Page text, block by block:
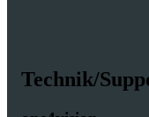
Technik/